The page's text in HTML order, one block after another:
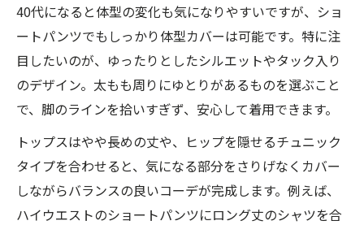
40代になると体型の変化も気になりやすいですが、ショ
ートパンツでもしっかり体型カバーは可能です。特に注
目したいのが、ゆったりとしたシルエットやタック入り
のデザイン。太もも周りにゆとりがあるものを選ぶこと
で、脚のラインを拾いすぎず、安心して着用できます。
トップスはやや長めの丈や、ヒップを隠せるチュニック
タイプを合わせると、気になる部分をさりげなくカバー
しながらバランスの良いコーデが完成します。例えば、
ハイウエストのショートパンツにロング丈のシャツを合